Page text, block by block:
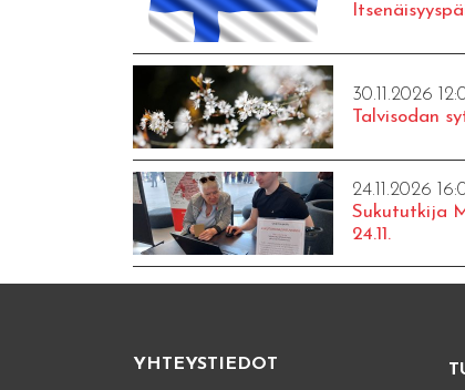
30.11.2026
Talvisodan
24.11.2026
Sukututkija
24.11.
YHTEYSTIEDOT